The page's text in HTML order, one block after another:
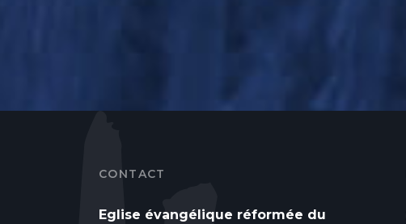
CONTACT
Eglise évangélique réformée du